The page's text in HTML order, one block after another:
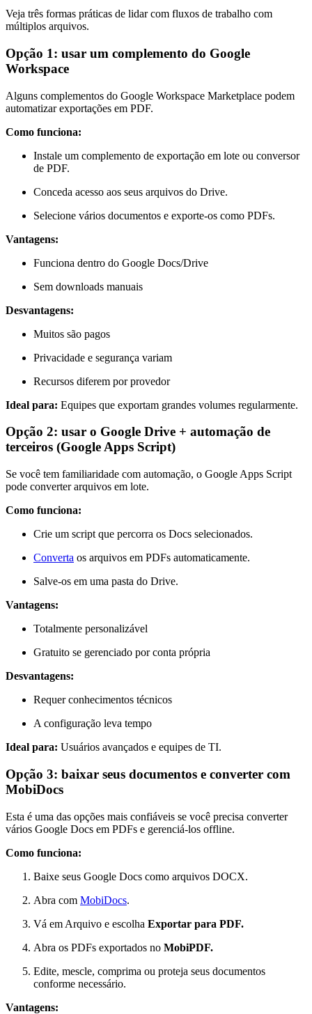
Veja três formas práticas de lidar com fluxos de trabalho com
múltiplos arquivos.
Opção 1: usar um complemento do Google
Workspace
Alguns complementos do Google Workspace Marketplace podem
automatizar exportações em PDF.
Como funciona:
Instale um complemento de exportação em lote ou conversor
de PDF.
Conceda acesso aos seus arquivos do Drive.
Selecione vários documentos e exporte-os como PDFs.
Vantagens:
Funciona dentro do Google Docs/Drive
Sem downloads manuais
Desvantagens:
Muitos são pagos
Privacidade e segurança variam
Recursos diferem por provedor
Ideal para: Equipes que exportam grandes volumes regularmente.
Opção 2: usar o Google Drive + automação de
terceiros (Google Apps Script)
Se você tem familiaridade com automação, o Google Apps Script
pode converter arquivos em lote.
Como funciona:
Crie um script que percorra os Docs selecionados.
Converta os arquivos em PDFs automaticamente.
Salve-os em uma pasta do Drive.
Vantagens:
Totalmente personalizável
Gratuito se gerenciado por conta própria
Desvantagens:
Requer conhecimentos técnicos
A configuração leva tempo
Ideal para: Usuários avançados e equipes de TI.
Opção 3: baixar seus documentos e converter com
MobiDocs
Esta é uma das opções mais confiáveis se você precisa converter
vários Google Docs em PDFs e gerenciá-los offline.
Como funciona:
Baixe seus Google Docs como arquivos DOCX.
Abra com MobiDocs.
Vá em Arquivo e escolha Exportar para PDF.
Abra os PDFs exportados no MobiPDF.
Edite, mescle, comprima ou proteja seus documentos
conforme necessário.
Vantagens: